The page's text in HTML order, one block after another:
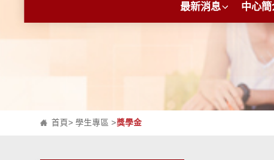
最新消息 中心簡
首頁>學生專區 >獎學金